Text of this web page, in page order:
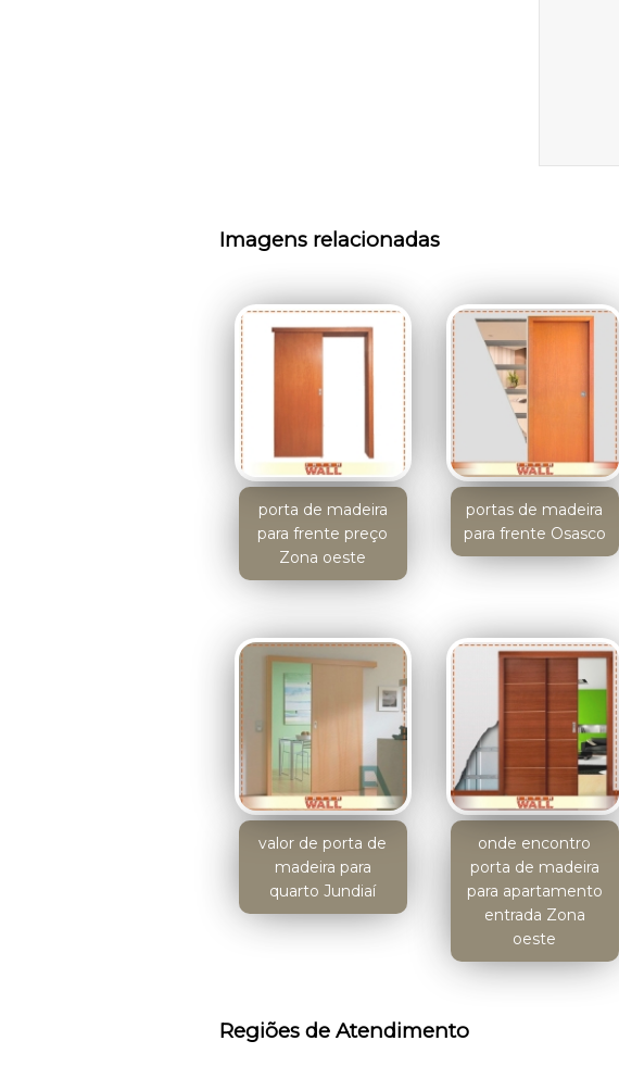
Imagens relacionadas
porta de madeira
para frente preço
Zona oeste
portas de madeira
para frente Osasco
valor de porta de
madeira para
quarto Jundiaí
onde encontro
porta de madeira
para apartamento
entrada Zona
oeste
Regiões de Atendimento